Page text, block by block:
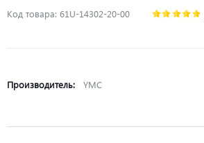
Код товара: 61U-14302-20-00
Производитель: YMC